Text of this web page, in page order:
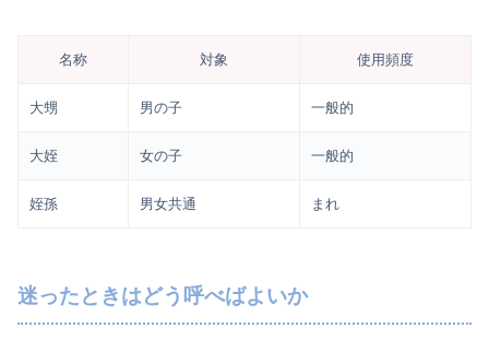
名称 対象 使用頻度
大甥 男の子 一般的
大姪 女の子 一般的
姪孫 男女共通 まれ
迷ったときはどう呼べばよいか